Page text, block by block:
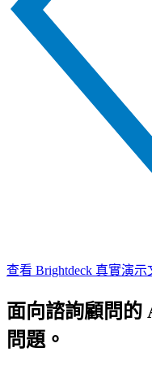
查看 Brightdeck 真實演示
面向諮詢顧問的
問題。